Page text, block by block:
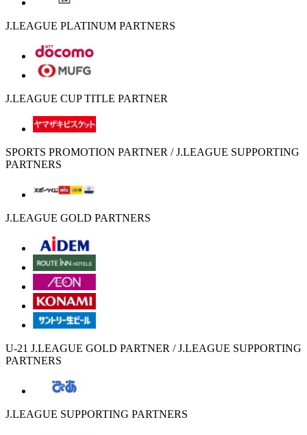
J.LEAGUE PLATINUM PARTNERS
J.LEAGUE CUP TITLE PARTNER
SPORTS PROMOTION PARTNER / J.LEAGUE SUPPORTING
PARTNERS
J.LEAGUE GOLD PARTNERS
U-21 J.LEAGUE GOLD PARTNER / J.LEAGUE SUPPORTING
PARTNERS
J.LEAGUE SUPPORTING PARTNERS